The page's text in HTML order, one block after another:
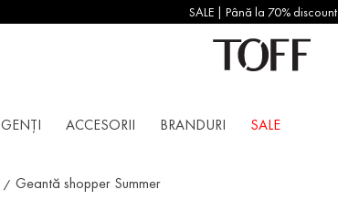
SALE | Până la 70% discount
GENȚI ACCESORII BRANDURI SALE
Geantă shopper Summer